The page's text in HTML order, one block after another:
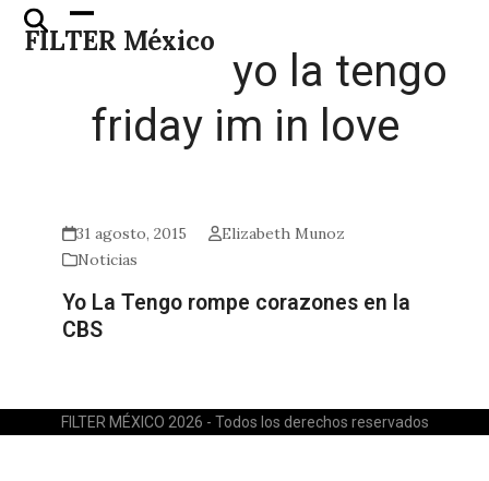
Skip
FILTER México
Open
mobile
Close
mobile
yo la tengo
friday im in love
31 agosto, 2015
Elizabeth Munoz
Noticias
Yo La Tengo rompe corazones en la
CBS
FILTER MÉXICO 2026 - Todos los derechos reservados